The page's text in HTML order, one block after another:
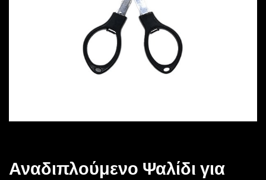
Αναδιπλούμενο Ψαλίδι για